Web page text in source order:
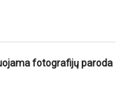
fotografijų paroda